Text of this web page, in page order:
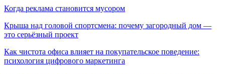
Когда реклама становится мусором
Крыша над головой спортсмена: почему загородный дом —
это серьёзный проект
Как чистота офиса влияет на покупательское поведение:
психология цифрового маркетинга